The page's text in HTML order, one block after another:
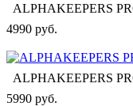
ALPHAKEEPERS
4990 руб.
ALPHAKEEPERS
5990 руб.